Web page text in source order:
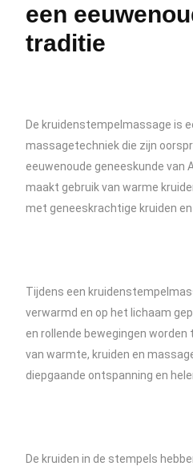
een
traditie
De kruidenstempelmassage is
massagetechniek die zijn
eeuwenoude geneeskunde van
maakt gebruik van warme
met geneeskrachtige kruiden en
Tijdens een
verwarmd en op het lichaam
en rollende bewegingen
van warmte, kruiden en
diepgaande ontspanning en
De kruiden in de stempels